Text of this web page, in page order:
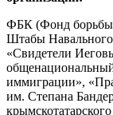
ФБК (Фонд борьбы
Штабы
«Свидетели
иммиграции»,
им. Степана